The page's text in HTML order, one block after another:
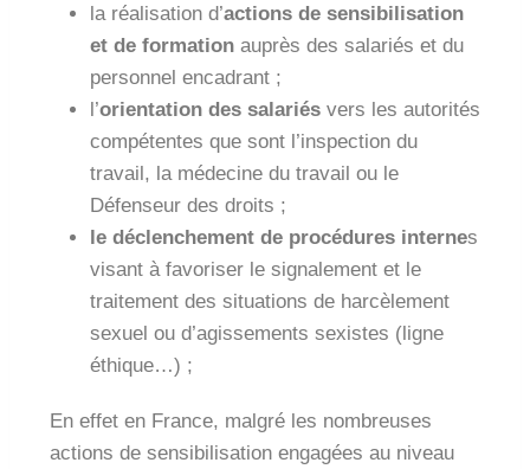
la réalisation d’actions de sensibilisation
et de formation auprès des salariés et du
personnel encadrant ;
l’orientation des salariés vers les autorités
compétentes que sont l’inspection du
travail, la médecine du travail ou le
Défenseur des droits ;
le déclenchement de procédures internes
visant à favoriser le signalement et le
traitement des situations de harcèlement
sexuel ou d’agissements sexistes (ligne
éthique…) ;
En effet en France, malgré les nombreuses
actions de sensibilisation engagées au niveau